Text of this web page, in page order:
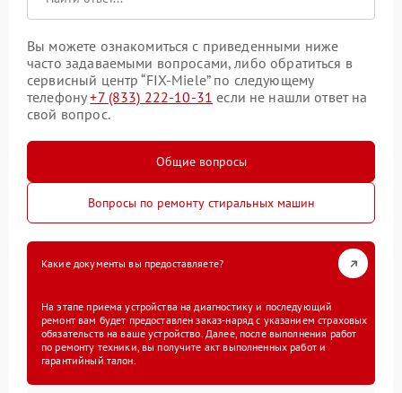
Вы можете ознакомиться с приведенными ниже
часто задаваемыми вопросами, либо обратиться в
сервисный центр “FIX-Miele” по следующему
телефону+7 (833) 222-10-31 если не нашли ответ на
свой вопрос.
Общие вопросы
Вопросы по ремонту стиральных машин
Какие документы вы предоставляете?
На этапе приема устройства на диагностику и последующий
ремонт вам будет предоставлен заказ-наряд с указанием страховых
обязательств на ваше устройство. Далее, после выполнения работ
по ремонту техники, вы получите акт выполненных работ и
гарантийный талон.